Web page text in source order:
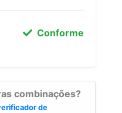
Conforme
combinações?
de